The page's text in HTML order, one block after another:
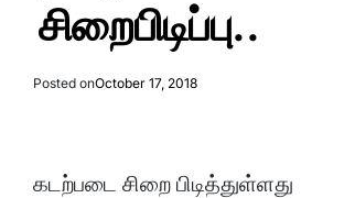
சிறைபிடிப்பு..
Posted onOctober 17, 2018
கடற்படை சிறை பிடித்துள்ளது